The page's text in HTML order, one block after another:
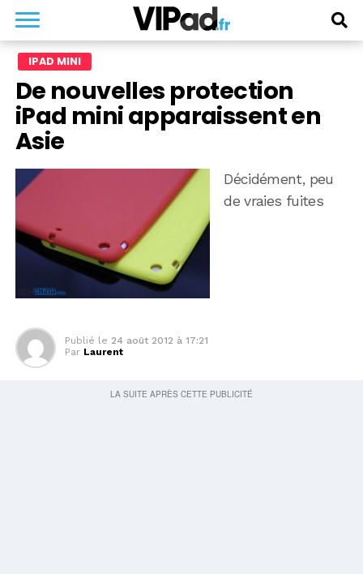
IPAD MINI
De nouvelles protection
iPad mini apparaissent en
Asie
Décidément, peu
de vraies fuites
Publié le 24 août 2012 à 17:21
Par Laurent